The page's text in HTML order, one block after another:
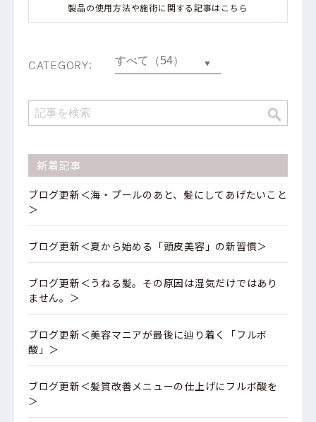
製品の使用方法や施術に関する記事はこちら
CATEGORY:
新着記事
ブログ更新＜海・プールのあと、髪にしてあげたいこと
＞
ブログ更新＜夏から始める「頭皮美容」の新習慣＞
ブログ更新＜うねる髪。その原因は湿気だけではあり
ません。＞
ブログ更新＜美容マニアが最後に辿り着く「フルボ
酸」＞
ブログ更新＜髪質改善メニューの仕上げにフルボ酸を
＞